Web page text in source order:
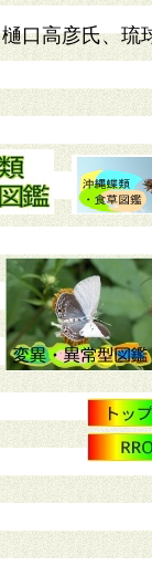
樋口高彦氏、琉